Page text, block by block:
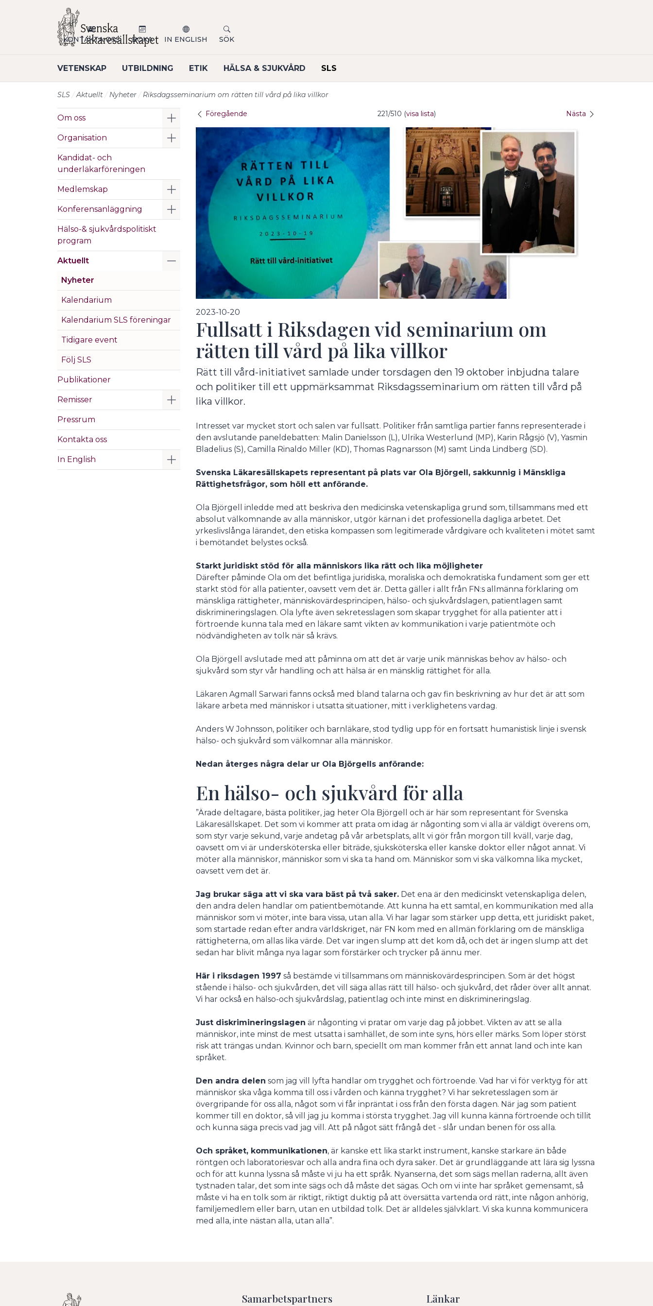
VETENSKAP UTBILDNING ETIK HÄLSA & SJUKVÅRD SLS
KONTAKTA OSS BOKA IN ENGLISH SÖK
SLS Aktuellt Nyheter Riksdagsseminarium om rätten till vård på lika villkor
Om oss Visa/Göm undermeny
Organisation Visa/Göm undermeny
Kandidat- och
underläkarföreningen
Medlemskap Visa/Göm undermeny
Konferensanläggning Visa/Göm undermeny
Hälso-& sjukvårdspolitiskt
program
Aktuellt Visa/Göm undermeny
Nyheter
Kalendarium
Kalendarium SLS föreningar
Tidigare event
Följ SLS
Publikationer
Remisser Visa/Göm undermeny
Pressrum
Kontakta oss
In English Visa/Göm undermeny
Föregående 221/510 (visa lista) Nästa
2023-10-20
Fullsatt i Riksdagen vid seminarium om
rätten till vård på lika villkor
Rätt till vård-initiativet samlade under torsdagen den 19 oktober inbjudna talare
och politiker till ett uppmärksammat Riksdagsseminarium om rätten till vård på
lika villkor.
Intresset var mycket stort och salen var fullsatt. Politiker från samtliga partier fanns representerade i
den avslutande paneldebatten: Malin Danielsson (L), Ulrika Westerlund (MP), Karin Rågsjö (V), Yasmin
Bladelius (S), Camilla Rinaldo Miller (KD), Thomas Ragnarsson (M) samt Linda Lindberg (SD).
Svenska Läkaresällskapets representant på plats var Ola Björgell, sakkunnig i Mänskliga
Rättighetsfrågor, som höll ett anförande.
Ola Björgell inledde med att beskriva den medicinska vetenskapliga grund som, tillsammans med ett
absolut välkomnande av alla människor, utgör kärnan i det professionella dagliga arbetet. Det
yrkeslivslånga lärandet, den etiska kompassen som legitimerade vårdgivare och kvaliteten i mötet samt
i bemötandet belystes också.
Starkt juridiskt stöd för alla människors lika rätt och lika möjligheter
Därefter påminde Ola om det befintliga juridiska, moraliska och demokratiska fundament som ger ett
starkt stöd för alla patienter, oavsett vem det är. Detta gäller i allt från FN:s allmänna förklaring om
mänskliga rättigheter, människovärdesprincipen, hälso- och sjukvårdslagen, patientlagen samt
diskrimineringslagen. Ola lyfte även sekretesslagen som skapar trygghet för alla patienter att i
förtroende kunna tala med en läkare samt vikten av kommunikation i varje patientmöte och
nödvändigheten av tolk när så krävs.
Ola Björgell avslutade med att påminna om att det är varje unik människas behov av hälso- och
sjukvård som styr vår handling och att hälsa är en mänsklig rättighet för alla.
Läkaren Agmall Sarwari fanns också med bland talarna och gav fin beskrivning av hur det är att som
läkare arbeta med människor i utsatta situationer, mitt i verklighetens vardag.
Anders W Johnsson, politiker och barnläkare, stod tydlig upp för en fortsatt humanistisk linje i svensk
hälso- och sjukvård som välkomnar alla människor.
Nedan återges några delar ur Ola Björgells anförande:
En hälso- och sjukvård för alla
”Ärade deltagare, bästa politiker, jag heter Ola Björgell och är här som representant för Svenska
Läkaresällskapet. Det som vi kommer att prata om idag är någonting som vi alla är väldigt överens om,
som styr varje sekund, varje andetag på vår arbetsplats, allt vi gör från morgon till kväll, varje dag,
oavsett om vi är undersköterska eller biträde, sjuksköterska eller kanske doktor eller något annat. Vi
möter alla människor, människor som vi ska ta hand om. Människor som vi ska välkomna lika mycket,
oavsett vem det är.
Jag brukar säga att vi ska vara bäst på två saker. Det ena är den medicinskt vetenskapliga delen,
den andra delen handlar om patientbemötande. Att kunna ha ett samtal, en kommunikation med alla
människor som vi möter, inte bara vissa, utan alla. Vi har lagar som stärker upp detta, ett juridiskt paket,
som startade redan efter andra världskriget, när FN kom med en allmän förklaring om de mänskliga
rättigheterna, om allas lika värde. Det var ingen slump att det kom då, och det är ingen slump att det
sedan har blivit många nya lagar som förstärker och trycker på ännu mer.
Här i riksdagen 1997 så bestämde vi tillsammans om människovärdesprincipen. Som är det högst
stående i hälso- och sjukvården, det vill säga allas rätt till hälso- och sjukvård, det råder över allt annat.
Vi har också en hälso-och sjukvårdslag, patientlag och inte minst en diskrimineringslag.
Just diskrimineringslagen är någonting vi pratar om varje dag på jobbet. Vikten av att se alla
människor, inte minst de mest utsatta i samhället, de som inte syns, hörs eller märks. Som löper störst
risk att trängas undan. Kvinnor och barn, speciellt om man kommer från ett annat land och inte kan
språket.
Den andra delen som jag vill lyfta handlar om trygghet och förtroende. Vad har vi för verktyg för att
människor ska våga komma till oss i vården och känna trygghet? Vi har sekretesslagen som är
övergripande för oss alla, något som vi får inpräntat i oss från den första dagen. När jag som patient
kommer till en doktor, så vill jag ju komma i största trygghet. Jag vill kunna känna förtroende och tillit
och kunna säga precis vad jag vill. Att på något sätt frångå det - slår undan benen för oss alla.
Och språket, kommunikationen, är kanske ett lika starkt instrument, kanske starkare än både
röntgen och laboratoriesvar och alla andra fina och dyra saker. Det är grundläggande att lära sig lyssna
och för att kunna lyssna så måste vi ju ha ett språk. Nyanserna, det som sägs mellan raderna, allt även
tystnaden talar, det som inte sägs och då måste det sägas. Och om vi inte har språket gemensamt, så
måste vi ha en tolk som är riktigt, riktigt duktig på att översätta vartenda ord rätt, inte någon anhörig,
familjemedlem eller barn, utan en utbildad tolk. Det är alldeles självklart. Vi ska kunna kommunicera
med alla, inte nästan alla, utan alla”.
Samarbetspartners Länkar